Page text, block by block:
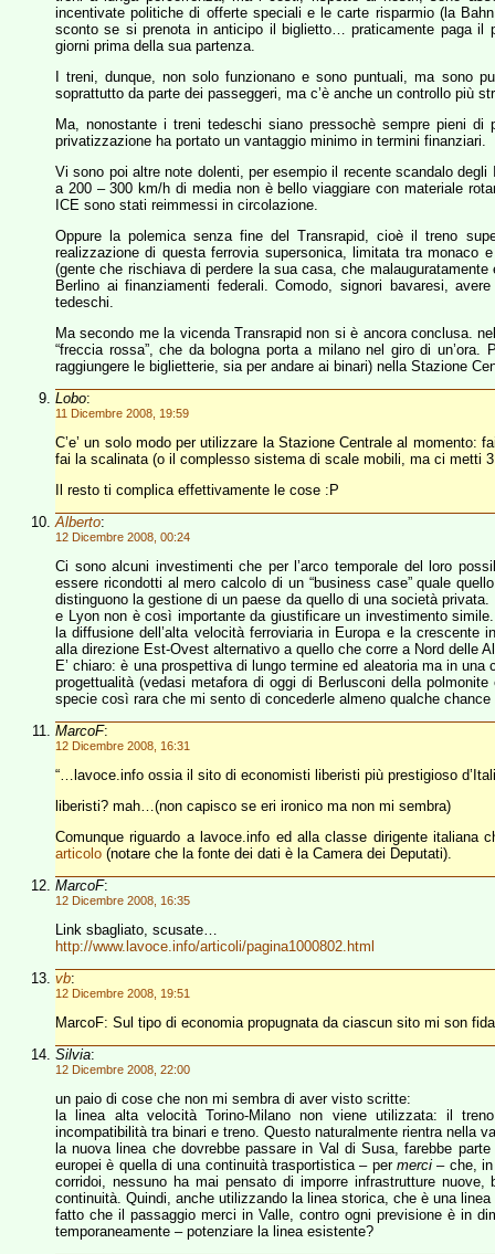
incentivate politiche di offerte speciali e le carte risparmio (la
sconto se si prenota in anticipo il biglietto… praticamente paga il
giorni prima della sua partenza.
I treni, dunque, non solo funzionano e sono puntuali, ma sono
soprattutto da parte dei passeggeri, ma c’è anche un controllo più
Ma, nonostante i treni tedeschi siano pressochè sempre pieni
privatizzazione ha portato un vantaggio minimo in termini finanziari.
Vi sono poi altre note dolenti, per esempio il recente scandalo
a 200 – 300 km/h di media non è bello viaggiare con materiale
ICE sono stati reimmessi in circolazione.
Oppure la polemica senza fine del Transrapid, cioè il treno
realizzazione di questa ferrovia supersonica, limitata tra monaco
(gente che rischiava di perdere la sua casa, che
Berlino ai finanziamenti federali. Comodo, signori bavaresi,
tedeschi.
Ma secondo me la vicenda Transrapid non si è ancora conclusa.
“freccia rossa”, che da bologna porta a milano nel giro di
raggiungere le biglietterie, sia per andare ai binari) nella Stazione
Lobo:
11 Dicembre 2008, 19:59
C’e’ un solo modo per utilizzare la Stazione Centrale al
fai la scalinata (o il complesso sistema di scale mobili, ma ci metti
Il resto ti complica effettivamente le cose :P
Alberto:
12 Dicembre 2008, 00:24
Ci sono alcuni investimenti che per l’arco temporale del loro
essere ricondotti al mero calcolo di un “business case” quale
distinguono la gestione di un paese da quello di una società
e Lyon non è così importante da giustificare un investimento
la diffusione dell’alta velocità ferroviaria in Europa e la crescente
alla direzione Est-Ovest alternativo a quello che corre a Nord delle
E’ chiaro: è una prospettiva di lungo termine ed aleatoria ma in
progettualità (vedasi metafora di oggi di Berlusconi della
specie così rara che mi sento di concederle almeno qualche
MarcoF:
12 Dicembre 2008, 16:31
“…lavoce.info ossia il sito di economisti liberisti più prestigioso
liberisti? mah…(non capisco se eri ironico ma non mi sembra)
Comunque riguardo a lavoce.info ed alla classe dirigente
articolo (notare che la fonte dei dati è la Camera dei Deputati).
MarcoF:
12 Dicembre 2008, 16:35
Link sbagliato, scusate…
http://www.lavoce.info/articoli/pagina1000802.html
vb:
12 Dicembre 2008, 19:51
MarcoF: Sul tipo di economia propugnata da ciascun sito mi son
Silvia:
12 Dicembre 2008, 22:00
un paio di cose che non mi sembra di aver visto scritte:
la linea alta velocità Torino-Milano non viene utilizzata: il
incompatibilità tra binari e treno. Questo naturalmente rientra nella
la nuova linea che dovrebbe passare in Val di Susa, farebbe
europei è quella di una continuità trasportistica – permerci – che,
corridoi, nessuno ha mai pensato di imporre infrastrutture
continuità. Quindi, anche utilizzando la linea storica, che è una
fatto che il passaggio merci in Valle, contro ogni previsione è in
temporaneamente – potenziare la linea esistente?